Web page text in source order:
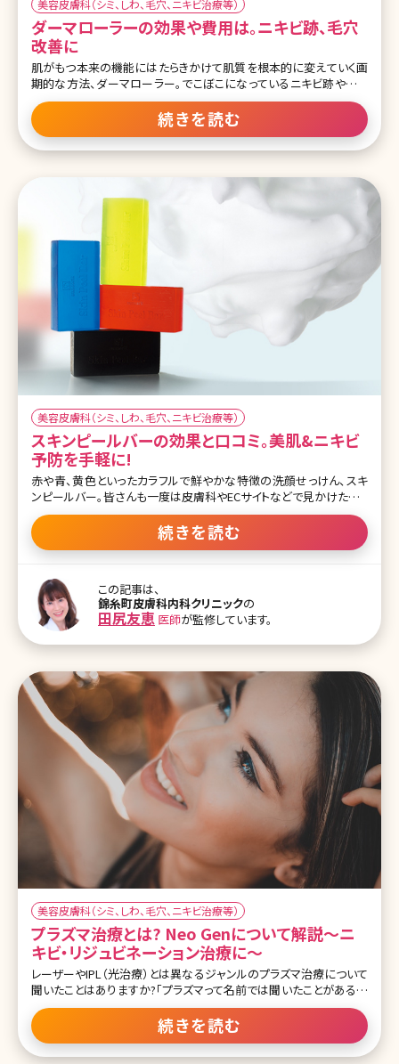
美容皮膚科（シミ、しわ、毛穴、ニキビ治療等）
ダーマローラーの効果や費用は。ニキビ跡、毛穴
改善に
肌がもつ本来の機能にはたらきかけて肌質を根本的に変えていく画
期的な方法、ダーマローラー。でこぼこになっているニキビ跡や開い
た毛穴といった化粧品を使ったケアでは解消できないトラブルを改善
してくれるとして人気の高い施術です。最近は自宅でできるダーマロ
ーラーも販売されているので興味を持っている方も多いのではない
でしょうか。ここではダーマローラーについて詳しくお話していきます。
は 1-1.ダーマローラーとは 1-2.ダーマローラーの効果 1-3.ダーマロ
ーラーのメリット 1-4.ダーマローラーのデメリット・副作用とダウンタ
イム 2.ダーマローラーを受ける方法 2-1.ダーマローラーはセルフで
できる? 2-2.美容クリニックでのダーマロ
続きを読む
美容皮膚科（シミ、しわ、毛穴、ニキビ治療等）
スキンピールバーの効果と口コミ。美肌&ニキビ
予防を手軽に!
赤や青、黄色といったカラフルで鮮やかな特徴の洗顔せっけん、スキ
ンピールバー。皆さんも一度は皮膚科やECサイトなどで見かけたこと
があるのではないでしょうか。ピーリング効果のあるせっけんで、洗
顔感覚でピーリングできるというアイテムです。興味はあるものの、
「肌が弱いから使えない」「ピーリングは怖い」と考えている人も多い
めに、スキンピールバーの効果や人気の理由について詳しくお話して
いきます。 【監修医師からのワンポイント】 肌トラブルの多くは、ター
ンオーバーの乱れからきています。そこで、肌の余分な角質を除去し、
ターンオーバーを正常に保つためにも、ピーリング石鹸で洗顔するこ
続きを読む
この記事は、
錦糸町皮膚科内科クリニックの
田尻友恵 医師が監修しています。
美容皮膚科（シミ、しわ、毛穴、ニキビ治療等）
プラズマ治療とは? Neo Genについて解説〜ニ
キビ・リジュビネーション治療に〜
レーザーやIPL（光治療）とは異なるジャンルのプラズマ治療について
聞いたことはありますか?「プラズマって名前では聞いたことがあるけ
どそもそも何なんだろう?」「プラズマにも美容効果があるんだ」と感
じた方も多いかと思います。 プラズマ治療についてこの記事で全て解
説していきます! そもそもプラズマって? そもそもプラズマとはどうい
ったものかについてお話ししていきます。 プラズマとは物質の第4の
続きを読む